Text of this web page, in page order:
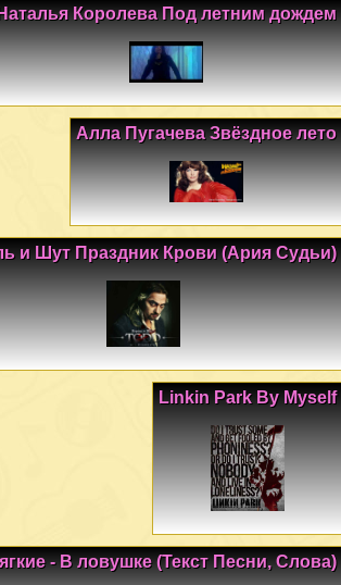
Королева Под летним дождем
Алла Пугачева Звёздное лето
и Шут Праздник Крови (Ария Судьи)
Linkin Park By Myself
- В ловушке (Текст Песни, Слова)